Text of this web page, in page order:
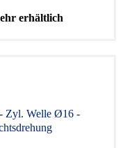
erhältlich